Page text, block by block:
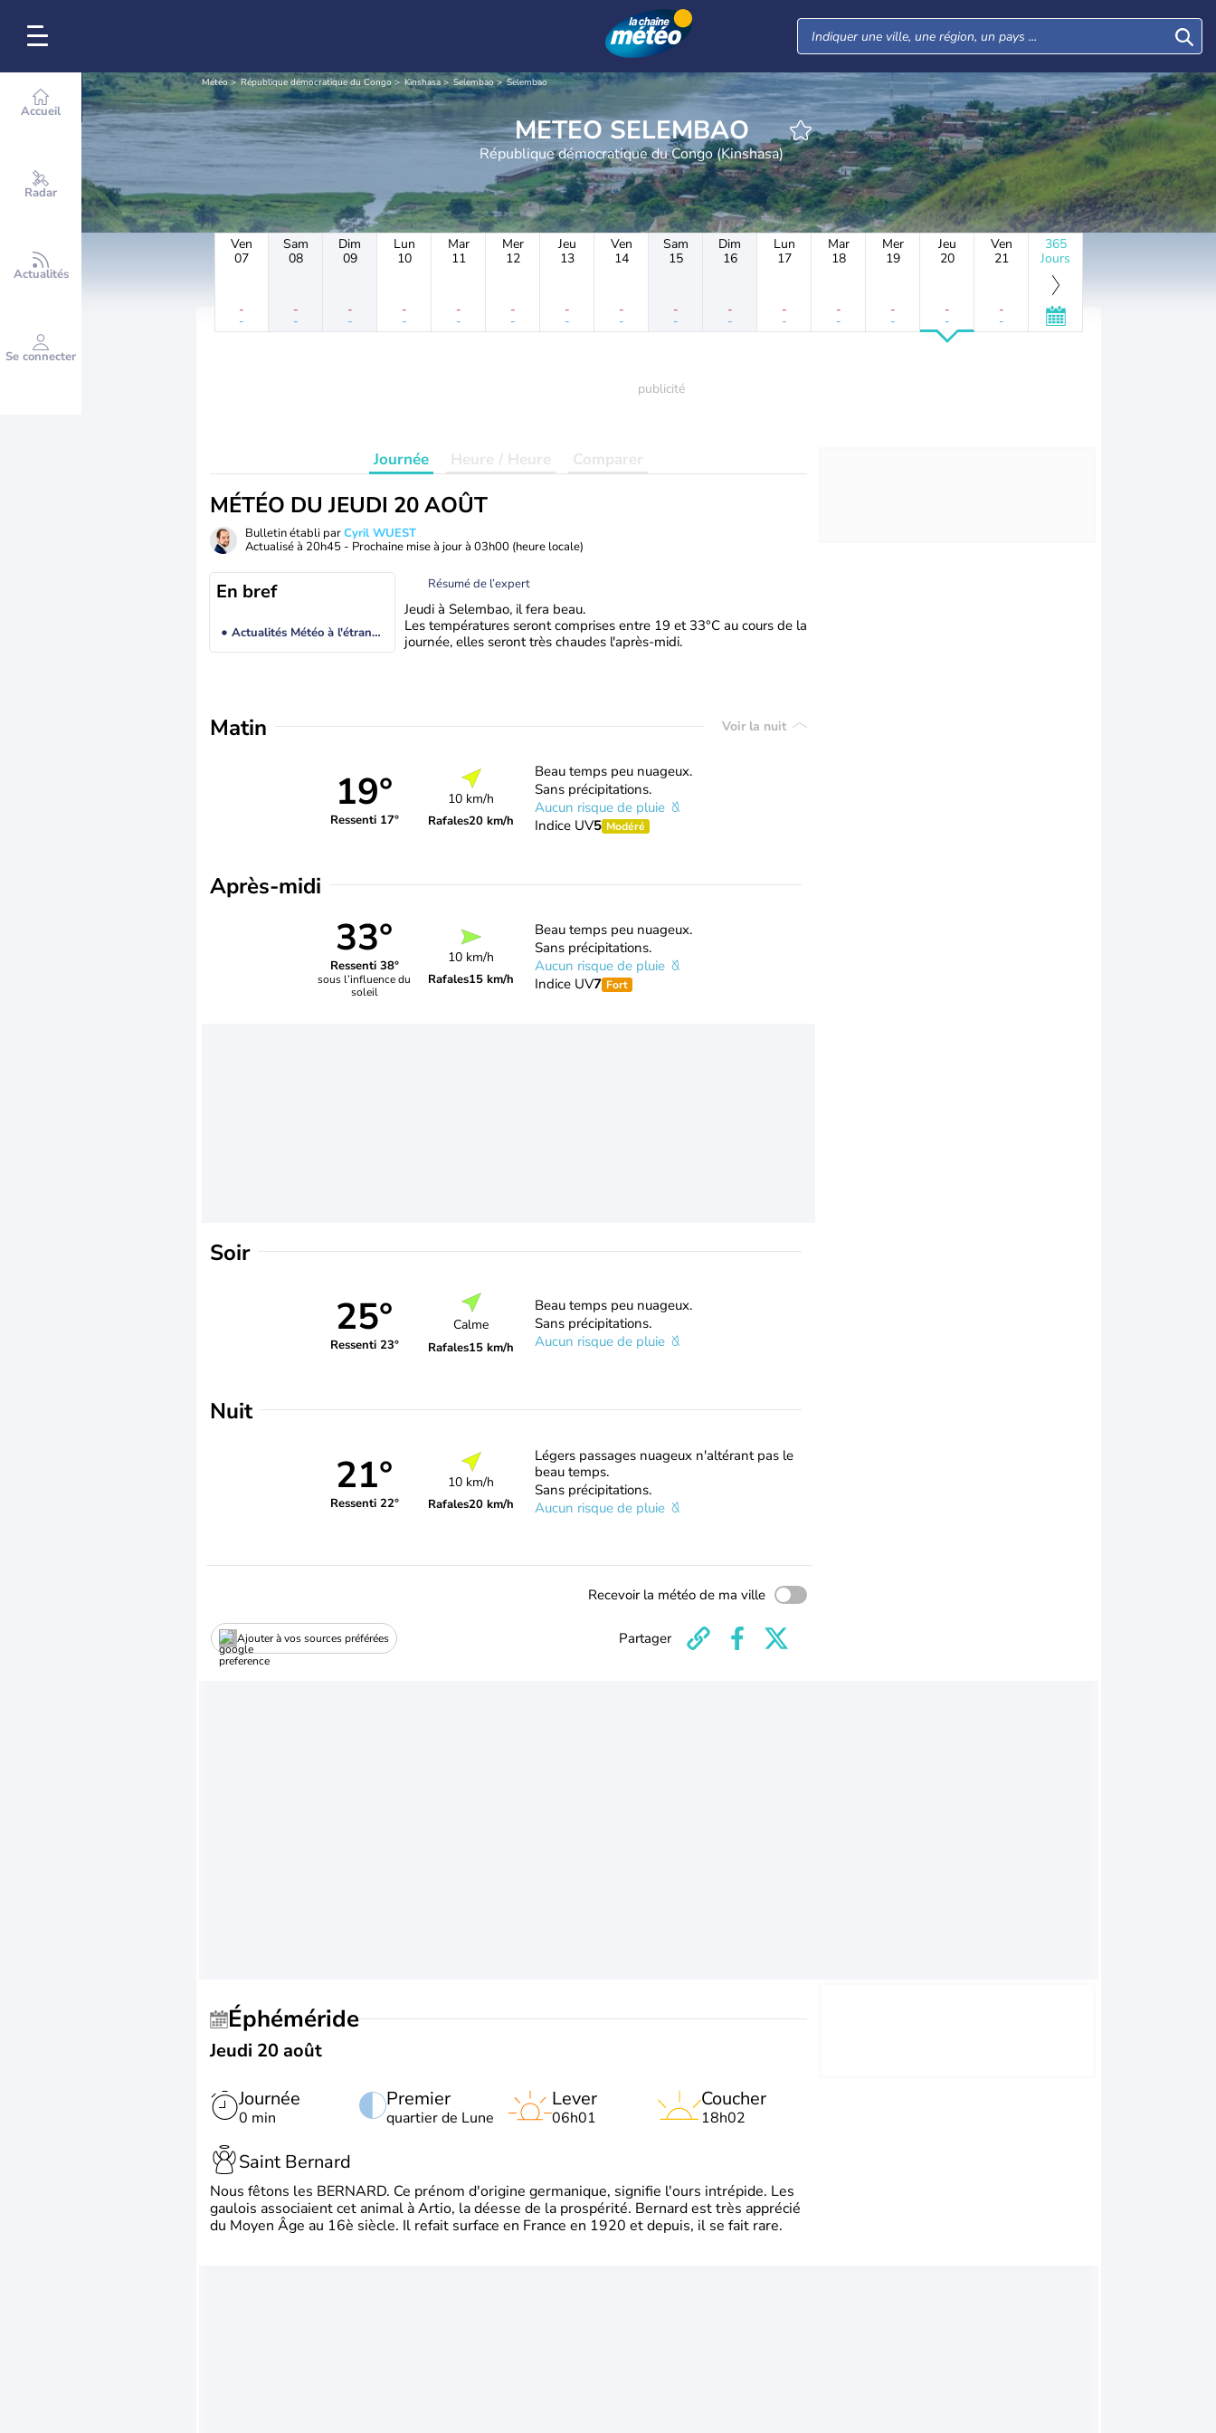
Accueil
Radar
Actualités
Se connecter
Météo République démocratique du Congo Kinshasa Selembao Selembao
METEO SELEMBAO
République démocratique du Congo (Kinshasa)
Ven
07
-
-
Sam
08
-
-
Dim
09
-
-
Lun
10
-
-
Mar
11
-
-
Mer
12
-
-
Jeu
13
-
-
Ven
14
-
-
Sam
15
-
-
Dim
16
-
-
Lun
17
-
-
Mar
18
-
-
Mer
19
-
-
Jeu
20
-
-
Ven
21
-
-
365
Jours
Journée Heure / Heure Comparer
MÉTÉO DU JEUDI 20 AOÛT
Bulletin établi parCyril WUEST
Actualisé à 20h45 - Prochaine mise à jour à 03h00 (heure locale)
En bref
Actualités Météo à l'étranger
Résumé de l’expert
Jeudi à Selembao, il fera beau.
Les températures seront comprises entre 19 et 33°C au cours de la
journée, elles seront très chaudes l'après-midi.
Matin Voir la nuit
19°
Ressenti 17°
10 km/h
Rafales20 km/h
Beau temps peu nuageux.
Sans précipitations.
Aucun risque de pluie
Indice UV5 Modéré
Après-midi
33°
Ressenti 38°
sous l’influence du
soleil
10 km/h
Rafales15 km/h
Beau temps peu nuageux.
Sans précipitations.
Aucun risque de pluie
Indice UV7 Fort
Soir
25°
Ressenti 23°
Calme
Rafales15 km/h
Beau temps peu nuageux.
Sans précipitations.
Aucun risque de pluie
Nuit
21°
Ressenti 22°
10 km/h
Rafales20 km/h
Légers passages nuageux n'altérant pas le
beau temps.
Sans précipitations.
Aucun risque de pluie
Recevoir la météo de ma ville
Ajouter à vos sources préférées Partager
Éphéméride
Jeudi 20 août
Journée
0 min
Premier
quartier de Lune
Lever
06h01
Coucher
18h02
Saint Bernard
Nous fêtons les BERNARD. Ce prénom d'origine germanique, signifie l'ours intrépide. Les
gaulois associaient cet animal à Artio, la déesse de la prospérité. Bernard est très apprécié
du Moyen Âge au 16è siècle. Il refait surface en France en 1920 et depuis, il se fait rare.